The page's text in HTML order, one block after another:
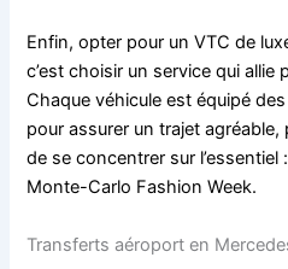
Enfin, opter pour un VTC de
c’est choisir un service qui allie
Chaque véhicule est équipé
pour assurer un trajet
de se concentrer sur l’essentiel
Monte-Carlo Fashion Week.
Transferts aéroport en